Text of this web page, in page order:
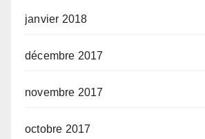
janvier 2018
décembre 2017
novembre 2017
octobre 2017